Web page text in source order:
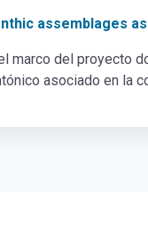
assemblages
marco del proyecto
asociado en la